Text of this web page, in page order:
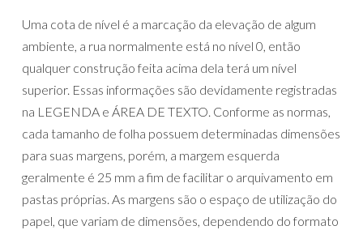
Uma cota de nível é a marcação da elevação de algum
ambiente, a rua normalmente está no nível 0, então
qualquer construção feita acima dela terá um nível
superior. Essas informações são devidamente registradas
na LEGENDA e ÁREA DE TEXTO. Conforme as normas,
cada tamanho de folha possuem determinadas dimensões
para suas margens, porém, a margem esquerda
geralmente é 25 mm a fim de facilitar o arquivamento em
pastas próprias. As margens são o espaço de utilização do
papel, que variam de dimensões, dependendo do formato